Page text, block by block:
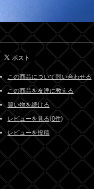
この商品について問い合わせる
この商品を友達に教える
買い物を続ける
レビューを見る(0件)
レビューを投稿